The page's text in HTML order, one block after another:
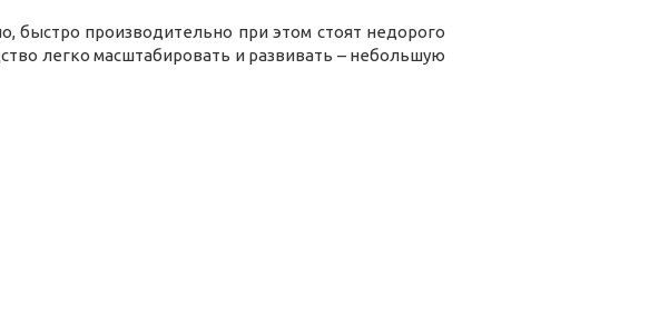
быстро производительно при этом стоят недорого
легко масштабировать и развивать – небольшую